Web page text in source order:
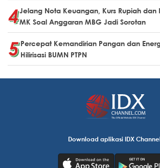
Jelang Nota Keuangan, Kurs Rupiah dan
MK Soal Anggaran MBG Jadi Sorotan
Percepat Kemandirian Pangan dan
Hilirisasi BUMN PTPN
Download aplikasi IDX